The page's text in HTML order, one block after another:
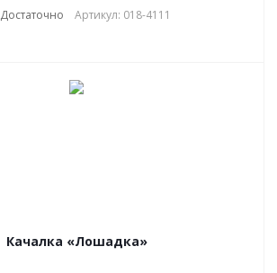
Достаточно Артикул: 018-4111
Качалка «Лошадка»